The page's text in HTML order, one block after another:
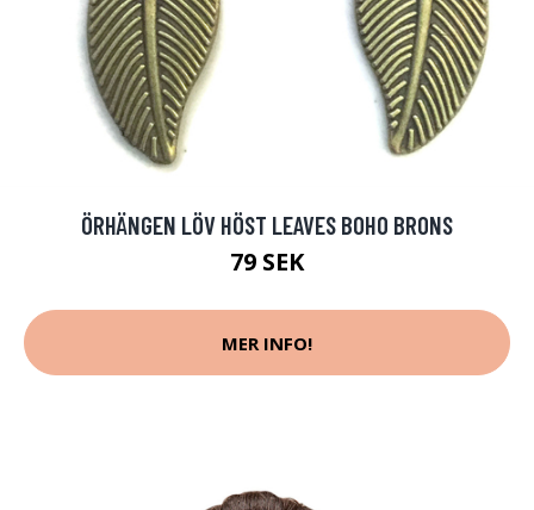
ÖRHÄNGEN LÖV HÖST LEAVES BOHO BRONS
79 SEK
MER INFO!